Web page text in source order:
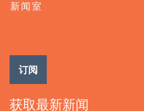
新闻室
获取最新新闻
订阅